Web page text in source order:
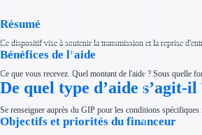
Avance
Garantie
Aides par
Aides
Aides
Solutions MAPi
Simulateur d'éligibilité
Résumé
Ce dispositif vise à soutenir la transmission et la reprise
Bénéfices de l’aide
Ce que vous recevez. Quel montant de l'aide ? Sous quelle
De quel type d’aide s’agit-il
Se renseigner auprès du GIP pour les conditions spécifiques
Objectifs et priorités du financeur